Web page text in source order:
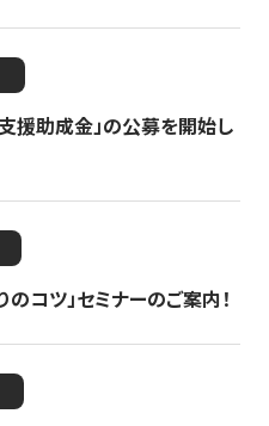
援助成金」の公募を開始し
コツ」セミナーのご案内！